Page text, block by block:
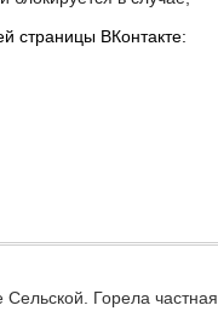
Горела частная